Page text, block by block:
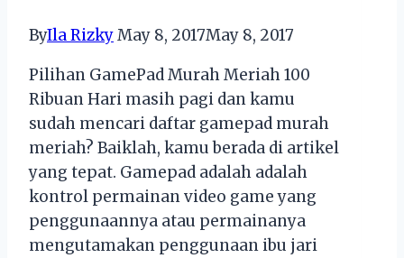
ByIla RizkyMay 8, 2017May 8, 2017
Pilihan GamePad Murah Meriah 100
Ribuan Hari masih pagi dan kamu
sudah mencari daftar gamepad murah
meriah? Baiklah, kamu berada di artikel
yang tepat. Gamepad adalah adalah
kontrol permainan video game yang
penggunaannya atau permainanya
mengutamakan penggunaan ibu jari